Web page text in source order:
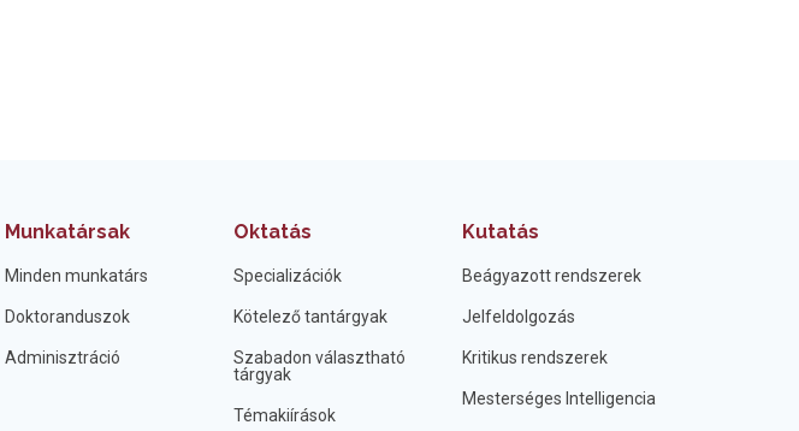
Munkatársak
Minden munkatárs
Doktoranduszok
Adminisztráció
Oktatás
Specializációk
Kötelező tantárgyak
Szabadon választható
tárgyak
Témakiírások
Kutatás
Beágyazott rendszerek
Jelfeldolgozás
Kritikus rendszerek
Mesterséges Intelligencia